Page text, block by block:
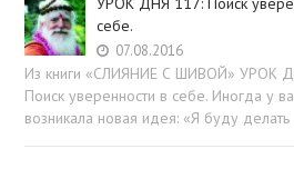
себе.
07.08.2016
Из книги «СЛИЯНИЕ С ШИВОЙ» УРОК
Поиск уверенности в себе. Иногда у
возникала новая идея: «Я буду